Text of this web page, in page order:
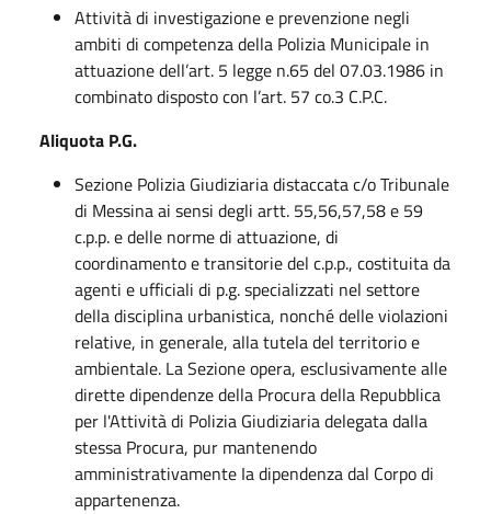
Attività di investigazione e prevenzione negli
ambiti di competenza della Polizia Municipale in
attuazione dell’art. 5 legge n.65 del 07.03.1986 in
combinato disposto con l’art. 57 co.3 C.P.C.
Aliquota P.G.
Sezione Polizia Giudiziaria distaccata c/o Tribunale
di Messina ai sensi degli artt. 55,56,57,58 e 59
c.p.p. e delle norme di attuazione, di
coordinamento e transitorie del c.p.p., costituita da
agenti e ufficiali di p.g. specializzati nel settore
della disciplina urbanistica, nonché delle violazioni
relative, in generale, alla tutela del territorio e
ambientale. La Sezione opera, esclusivamente alle
dirette dipendenze della Procura della Repubblica
per l'Attività di Polizia Giudiziaria delegata dalla
stessa Procura, pur mantenendo
amministrativamente Ia dipendenza dal Corpo di
appartenenza.